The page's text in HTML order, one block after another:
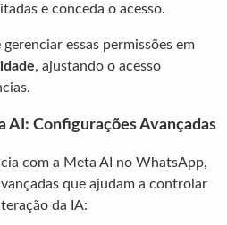
e conceda o acesso.
essas permissões em
, ajustando o acesso
AI: Configurações Avançadas
com a Meta AI no WhatsApp,
que ajudam a controlar
da IA: